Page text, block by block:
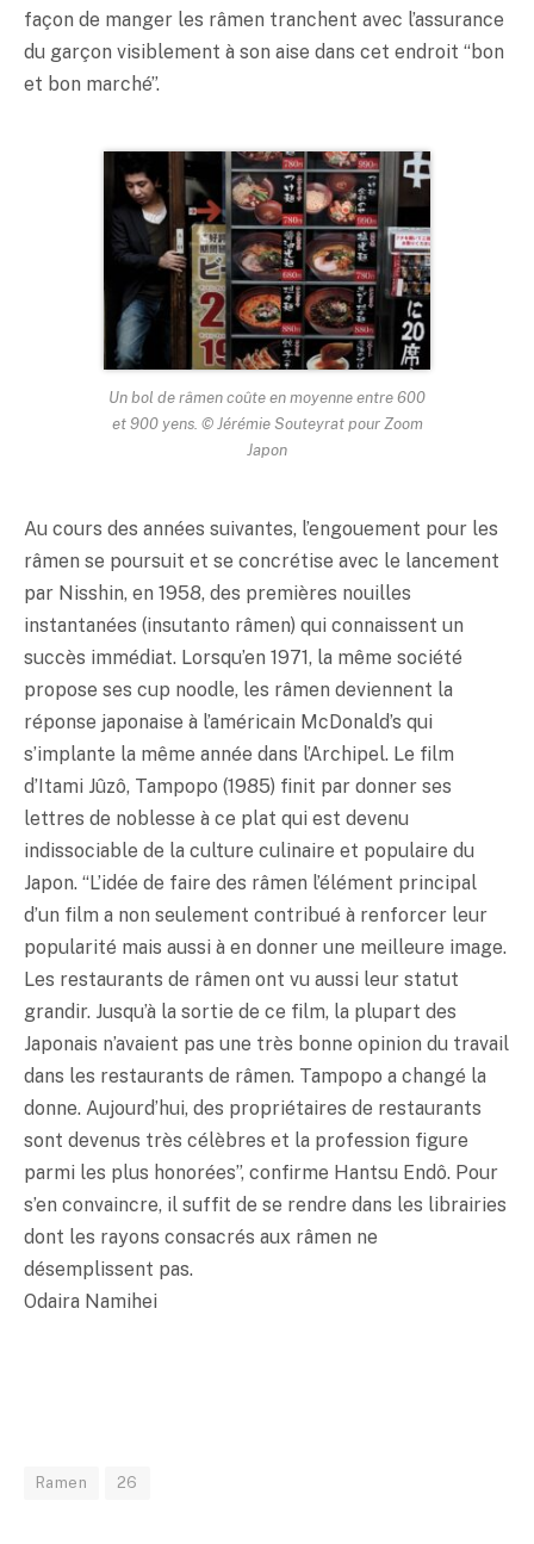
façon de manger les râmen tranchent avec l’assurance
du garçon visiblement à son aise dans cet endroit “bon
et bon marché”.
Un bol de râmen coûte en moyenne entre 600
et 900 yens. © Jérémie Souteyrat pour Zoom
Japon
Au cours des années suivantes, l’engouement pour les
râmen se poursuit et se concrétise avec le lancement
par Nisshin, en 1958, des premières nouilles
instantanées (insutanto râmen) qui connaissent un
succès immédiat. Lorsqu’en 1971, la même société
propose ses cup noodle, les râmen deviennent la
réponse japonaise à l’américain McDonald’s qui
s’implante la même année dans l’Archipel. Le film
d’Itami Jûzô, Tampopo (1985) finit par donner ses
lettres de noblesse à ce plat qui est devenu
indissociable de la culture culinaire et populaire du
Japon. “L’idée de faire des râmen l’élément principal
d’un film a non seulement contribué à renforcer leur
popularité mais aussi à en donner une meilleure image.
Les restaurants de râmen ont vu aussi leur statut
grandir. Jusqu’à la sortie de ce film, la plupart des
Japonais n’avaient pas une très bonne opinion du travail
dans les restaurants de râmen. Tampopo a changé la
donne. Aujourd’hui, des propriétaires de restaurants
sont devenus très célèbres et la profession figure
parmi les plus honorées”, confirme Hantsu Endô. Pour
s’en convaincre, il suffit de se rendre dans les librairies
dont les rayons consacrés aux râmen ne
désemplissent pas.
Odaira Namihei
Ramen 26